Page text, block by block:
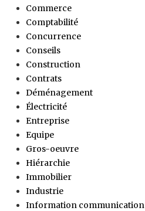
Commerce
Comptabilité
Concurrence
Conseils
Construction
Contrats
Déménagement
Électricité
Entreprise
Equipe
Gros-oeuvre
Hiérarchie
Immobilier
Industrie
Information communication